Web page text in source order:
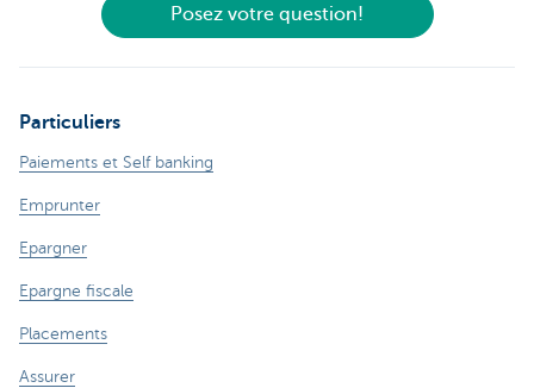
Posez votre question!
Particuliers
Paiements et Self banking
Emprunter
Epargner
Epargne fiscale
Placements
Assurer